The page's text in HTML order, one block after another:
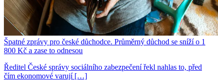
Špatné zprávy pro české důchodce. Průměrný důchod se sníží o 1
800 Kč a zase to odnesou
Ředitel České správy sociálního zabezpečení řekl nahlas to, před
čím ekonomové varují […]